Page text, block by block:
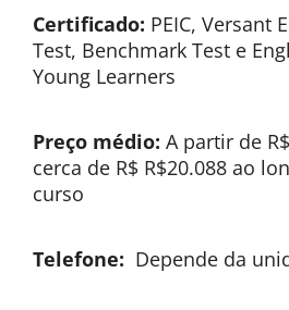
Certificado: PEIC, Versant
Test, Benchmark Test e
Young Learners
Preço médio: A partir de
cerca de R$ R$20.088 ao
curso
Telefone: Depende da